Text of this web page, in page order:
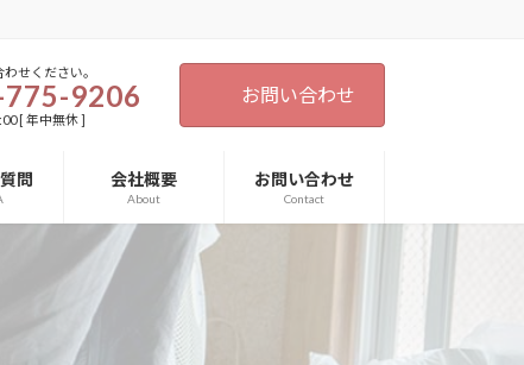
せください。
9206
[ 年中無休 ]
お問い合わせ
問 会社概要
About
お問い合わせ
Contact